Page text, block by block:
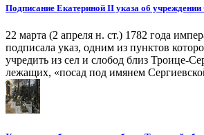
Подписание Екатериной II указа об учреждении
22 марта (2 апреля н. ст.) 1782 года
подписала указ, одним из пунктов
учредить из сел и слобод близ Троице-
лежащих, «посад под имянем